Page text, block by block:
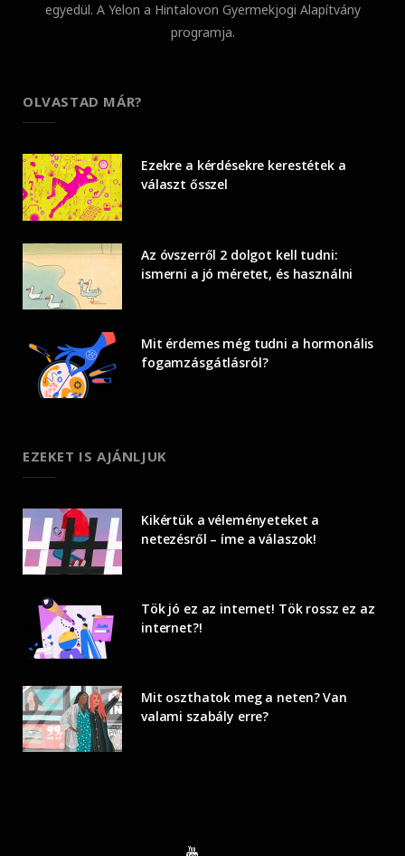
egyedül. A Yelon a Hintalovon Gyermekjogi Alapítvány
programja.
OLVASTAD MÁR?
Ezekre a kérdésekre kerestétek a
választ ősszel
Az óvszerről 2 dolgot kell tudni:
ismerni a jó méretet, és használni
Mit érdemes még tudni a hormonális
fogamzásgátlásról?
EZEKET IS AJÁNLJUK
Kikértük a véleményeteket a
netezésről – íme a válaszok!
Tök jó ez az internet! Tök rossz ez az
internet?!
Mit oszthatok meg a neten? Van
valami szabály erre?